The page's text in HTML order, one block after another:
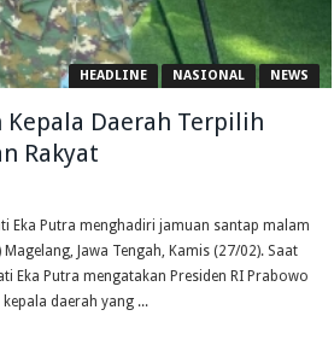
HEADLINE NASIONAL NEWS
Kepala Daerah Terpilih
Rakyat
Eka Putra menghadiri jamuan santap malam
Jawa Tengah, Kamis (27/02). Saat
Eka Putra mengatakan Presiden RI Prabowo
daerah yang ...